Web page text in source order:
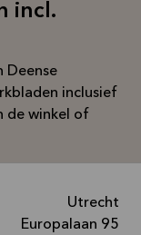
incl.
Deense
inclusief
de winkel of
Utrecht
Europalaan 95